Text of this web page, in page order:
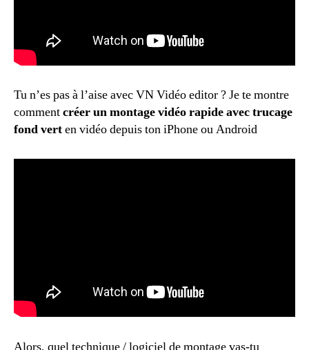
Tu n’es pas à l’aise avec VN Vidéo editor ? Je te montre
commentcréer un montage vidéo rapide avec trucage
fond verten vidéo depuis ton iPhone ou Android
Alors, quel technique / logiciel de montage vas-tu